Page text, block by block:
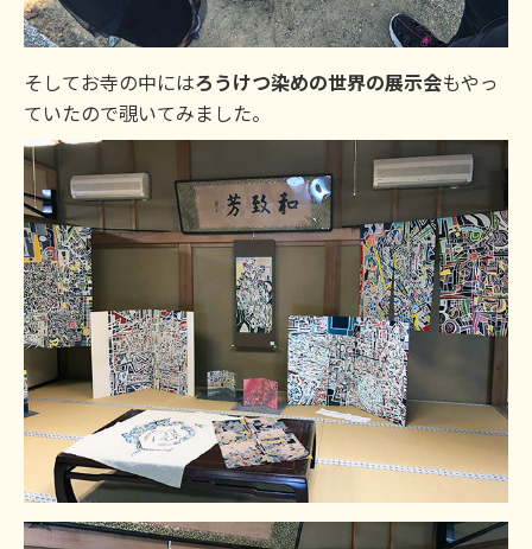
そしてお寺の中にはろうけつ染めの世界の展示会もやっ
ていたので覗いてみました。